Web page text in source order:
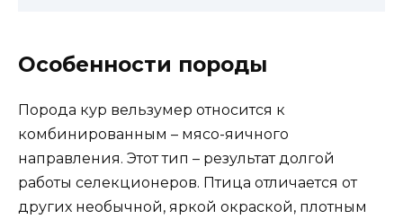
Особенности породы
Порода кур вельзумер относится к
комбинированным – мясо-яичного
направления. Этот тип – результат долгой
работы селекционеров. Птица отличается от
других необычной, яркой окраской, плотным